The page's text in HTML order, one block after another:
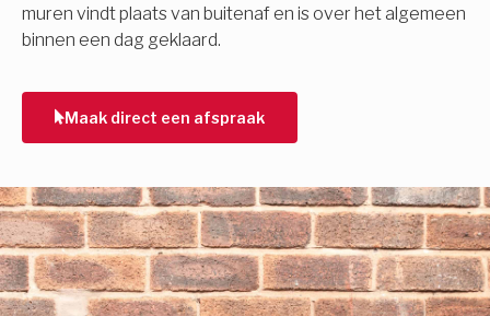
muren vindt plaats van buitenaf en is over het algemeen
binnen een dag geklaard.
Maak direct een afspraak